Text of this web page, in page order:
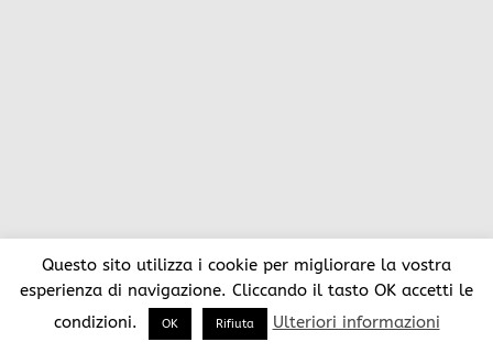
Questo sito utilizza i cookie per migliorare la vostra
esperienza di navigazione. Cliccando il tasto OK accetti le
condizioni.
OK Rifiuta Ulteriori informazioni